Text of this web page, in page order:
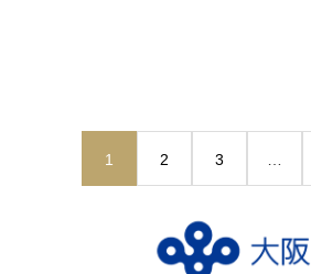
1 2 3